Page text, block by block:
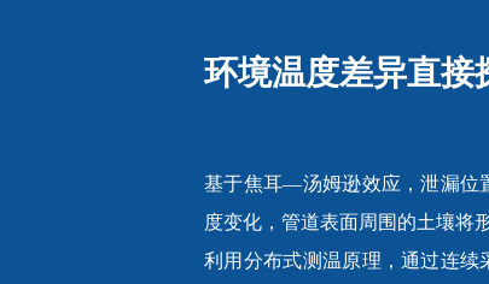
环境温度差异直接
基于焦耳—汤姆逊效应，泄漏位
度变化，管道表面周围的土壤将
利用分布式测温原理，通过连续